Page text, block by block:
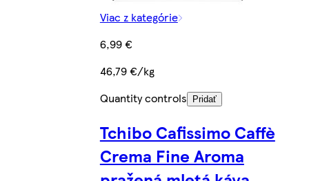
Viac z kategórie
6,99 €
46,79 €/kg
Quantity controls
Pridať
Tchibo Cafissimo Caffè
Crema Fine Aroma